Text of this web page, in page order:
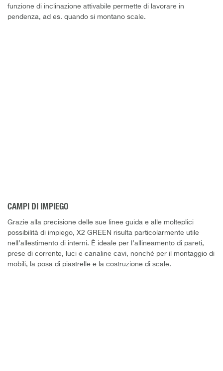
funzione di inclinazione attivabile permette di lavorare in
pendenza, ad es. quando si montano scale.
CAMPI DI IMPIEGO
Grazie alla precisione delle sue linee guida e alle molteplici
possibilità di impiego, X2 GREEN risulta particolarmente utile
nell’allestimento di interni. È ideale per l’allineamento di pareti,
prese di corrente, luci e canaline cavi, nonché per il montaggio di
mobili, la posa di piastrelle e la costruzione di scale.